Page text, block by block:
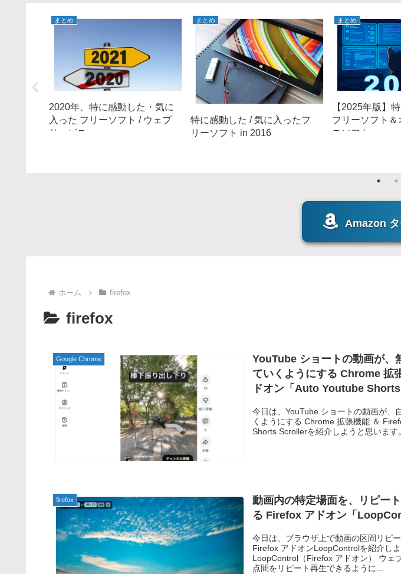
まとめ
2020年、特に感動した・気に
入った フリーソフト / ウェブ
サービス
まとめ
特に感動した / 気に入ったフ
リーソフト in 2016
まとめ
【2025年版】
フリーソフト＆
スソフト
Amazon
ホーム firefox
firefox
Google Chrome
YouTube ショートの動画が、
ていくようにする Chrome 拡
ドオン「Auto Youtube Shorts
今日は、YouTube ショートの動画が、
くようにする Chrome 拡張機能 ＆
Shorts Scrollerを紹介しようと思います
firefox
動画内の特定場面を、リピー
る Firefox アドオン「
今日は、ブラウザ上で動画の区間リピ
Firefox アドオンLoopControlを紹介しよ
LoopControl（Firefox アドオン） ウェ
点間をリピート再生できるように...